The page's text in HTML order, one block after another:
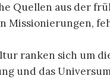
Quellen aus der
Missionierungen,
ranken sich um
und das